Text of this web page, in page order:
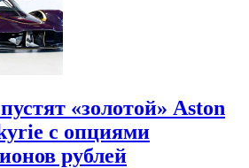
«золотой» Aston
с опциями
рублей